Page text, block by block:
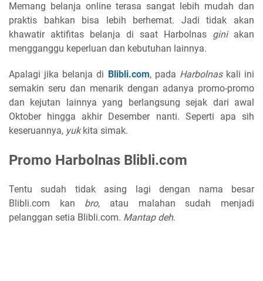
Memang belanja online terasa sangat lebih mudah dan
praktis bahkan bisa lebih berhemat. Jadi tidak akan
khawatir aktifitas belanja di saat Harbolnas giniakan
mengganggu keperluan dan kebutuhan lainnya.
Apalagi jika belanja di Blibli.com, pada Harbolnas kali ini
semakin seru dan menarik dengan adanya promo-promo
dan kejutan lainnya yang berlangsung sejak dari awal
Oktober hingga akhir Desember nanti. Seperti apa sih
keseruannya, yukkita simak.
Promo Harbolnas Blibli.com
Tentu sudah tidak asing lagi dengan nama besar
Blibli.com kan bro, atau malahan sudah menjadi
pelanggan setia Blibli.com. Mantap deh.